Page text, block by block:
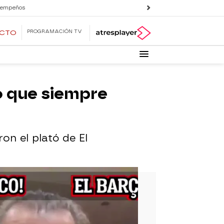
PROGRAMACIÓN TV
que siempre
el plató de El